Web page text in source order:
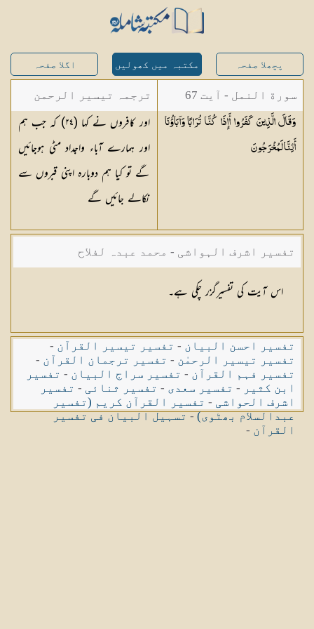
پچھلا صفحہ مکتبہ میں کھولیں اگلا صفحہ
سورة النمل - آیت 67
وَقَالَ الَّذِينَ كَفَرُوا أَإِذَا كُنَّا تُرَابًا وَآبَاؤُنَا
أَئِنَّالَمُخْرَجُونَ
ترجمہ تیسیر الرحمن
لبیان القرآن - محمد
لقمان سلفی
اور کافروں نے کہا (٢٤) کہ جب ہم
اور ہمارے آباء واجداد مٹی ہوجائیں
گے تو کیا ہم دوبارہ اپنی قبروں سے
نکالے جائیں گے
تفسیر اشرف الہواشی - محمد عبدہ لفلاح
اس آیت کی تفسیرگزر چکی ہے۔
تفسیر احسن البیان - تفسیر تیسیر القرآن -
تفسیر تیسیر الرحمٰن - تفسیر ترجمان القرآن -
تفسیر فہم القرآن - تفسیر سراج البیان - تفسیر
ابن کثیر - تفسیر سعدی - تفسیر ثنائی - تفسیر
اشرف الحواشی - تفسیر القرآن کریم (تفسیر
عبدالسلام بھٹوی)-تسہیل البیان فی تفسیر
القرآن -